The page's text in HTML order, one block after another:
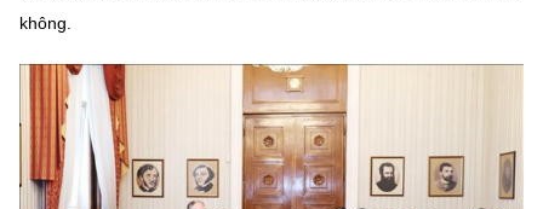
không.